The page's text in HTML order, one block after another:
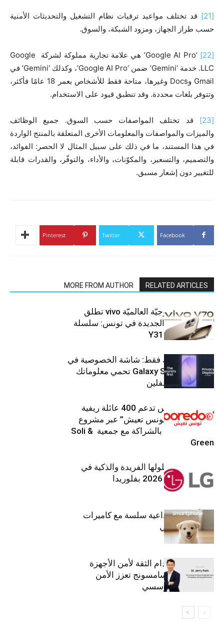
[21]
قد تختلف مواعيد ترقيات نظام التشغيل والتحديثات الأمنية
حسب طراز الجهاز، ومزود الشبكة، والسوق.
[22]
‘Google AI Pro’ هي علامة تجارية مملوكة لشركة Google
LLC. خدمة ‘Gemini’ ضمن ‘Google AI Pro’، وكذلك ‘Gemini’ في
Gmail وDocs وغيرها، متاحة فقط للأشخاص بعمر 18 عامًا فأكثر،
وتتوفر بلغات محددة. وقد تنطبق قيود على الاستخدام.
[23]
قد تختلف المواصفات حسب السوق. جميع الوظائف
والميزات والمواصفات والمعلومات الأخرى المتعلقة بالمنتج الواردة
في هذا المستند، ما في ذلك على سبيل المثال لا الحصر: الفوائد،
والتصميم، والتسعير، والمكوّنات، والأداء، والتوفّر، والقدرات قابلة
للتغيير دون إشعار مسبق.
Facebook
Twitter
Pinterest
RELATED ARTICLES
MORE FROM AUTHOR
العلامة التّكنولوجيّة العالميّة vivo تطلق
هواتفها الذكيّة الجديدة في تونس: سلسلة
V70 وسلسلة Y31
شاشتك، لعينيك فقط: شاشة الخصوصية في
جهاز Galaxy S26 Ultra تحمي معلوماتك
من أعين المتطفلين
Ooredoo تونس تدعم 400 عائلة ريفية
ضمن برنامج “تونس تعيش” عبر مشروع
تنموي مستدام بالشراكة مع جمعية Soli &
Green
إل جي تقدم حلولها الفريدة والذكية في
معرض (KBIS) 2026 بفلوريدا
قريباً: تجربة إبداعية سلسة مع كاميرات
أجهزة جالاكسي
استراتيجية انعدام الثقة لأمن الأجهزة
المحمولة من سامسونج تعزز الأمن
السيبراني المؤسسي